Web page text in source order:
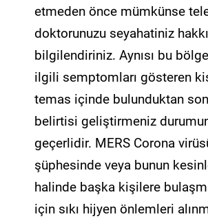
etmeden önce mümkünse
doktorunuzu seyahatiniz
bilgilendiriniz. Aynısı bu
ilgili semptomları gösteren
temas içinde bulunduktan
belirtisi geliştirmeniz
geçerlidir. MERS Corona
şüphesinde veya bunun
halinde başka kişilere
için sıkı hijyen önlemleri